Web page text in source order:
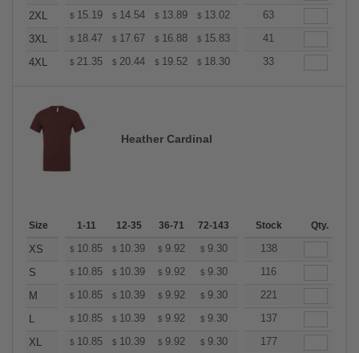
2XL
$ 15.19 $ 14.54 $ 13.89 $ 13.02 12.37
63
3XL
$ 18.47 $ 17.67 $ 16.88 $ 15.83 15.04
41
4XL
$ 21.35 $ 20.44 $ 19.52 $ 18.30 17.38
33
Heather Cardinal
Size 1-11 12-35 36-71 72-143 144-287 288 + More
Stock Qty.
XS $ 10.85 $ 10.39 $ 9.92 $ 9.30 8.83
138
S
$ 10.85 $ 10.39 $ 9.92 $ 9.30 8.83
116
M
$ 10.85 $ 10.39 $ 9.92 $ 9.30 8.83
221
L
$ 10.85 $ 10.39 $ 9.92 $ 9.30 8.83
137
XL
$ 10.85 $ 10.39 $ 9.92 $ 9.30 8.83
177